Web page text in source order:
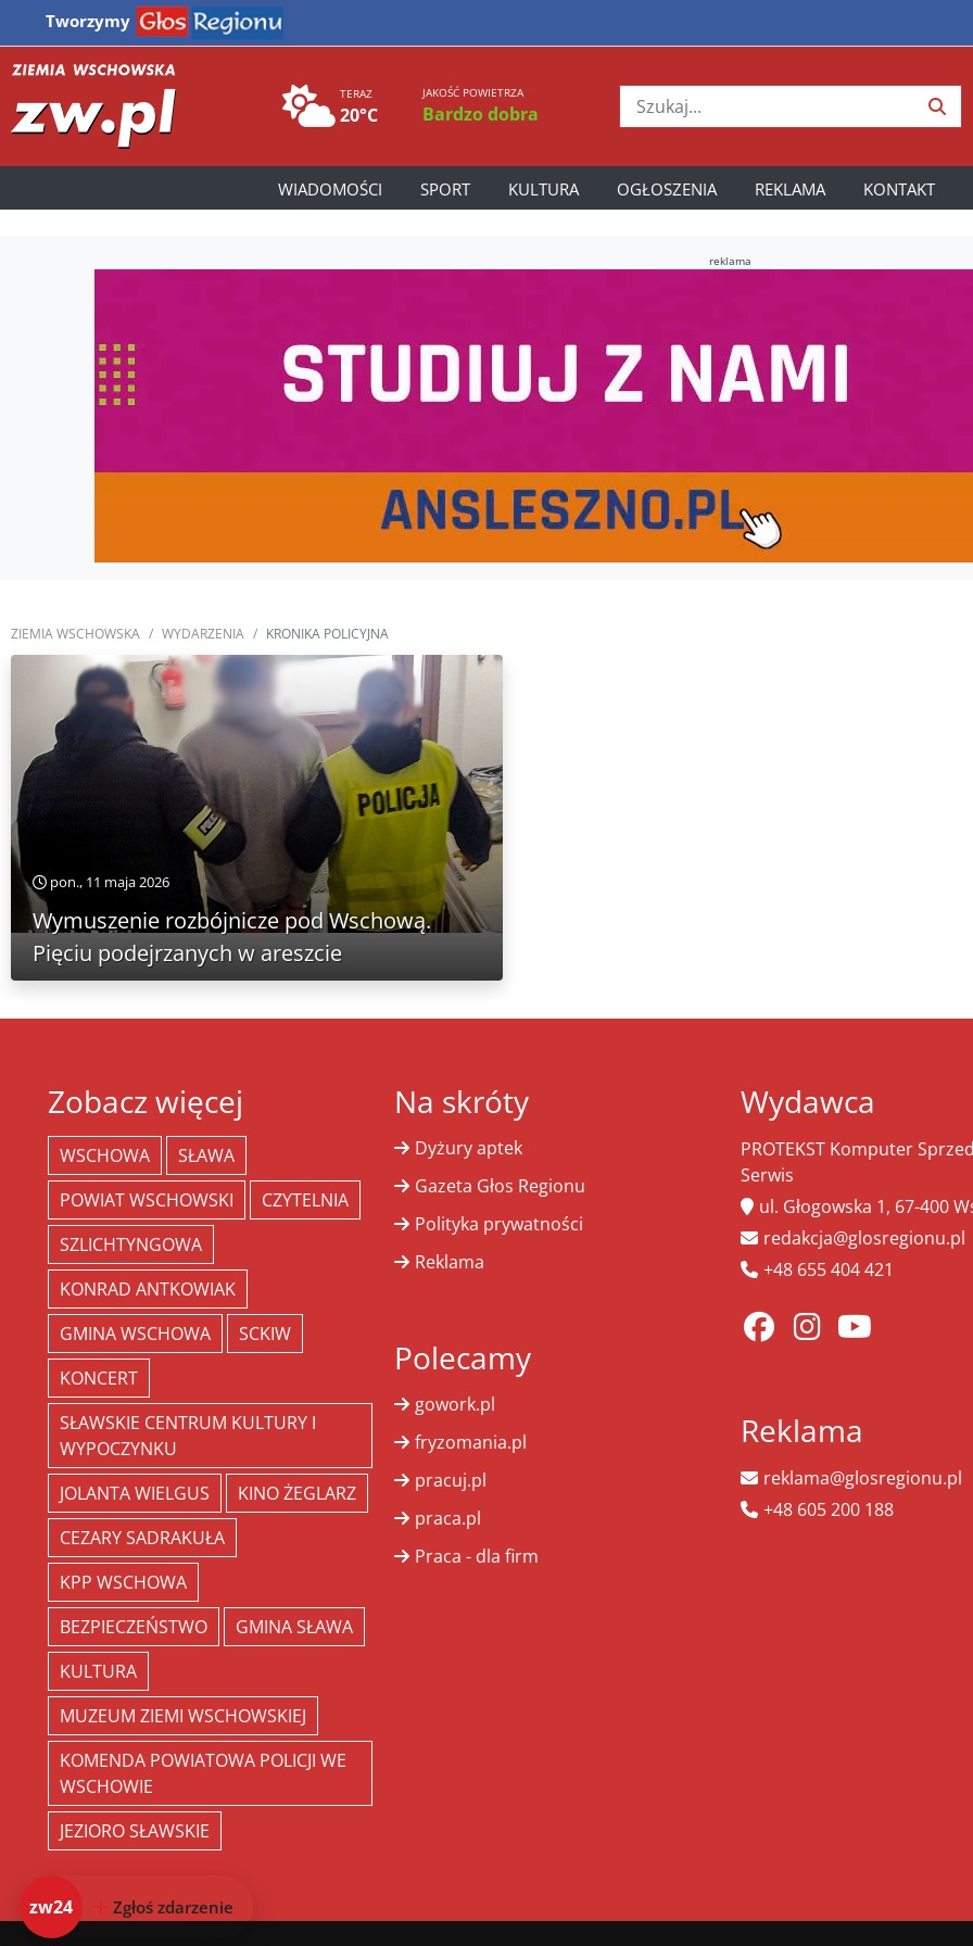
Tworzymy
TERAZ
20°C
JAKOŚĆ POWIETRZA
Bardzo dobra
WIADOMOŚCI SPORT KULTURA OGŁOSZENIA REKLAMA KONTAKT
reklama
ZIEMIA WSCHOWSKA WYDARZENIA KRONIKA POLICYJNA
pon., 11 maja 2026
Wymuszenie rozbójnicze pod Wschową.
Pięciu podejrzanych w areszcie
Zobacz więcej
WSCHOWA
SŁAWA
POWIAT WSCHOWSKI
CZYTELNIA
SZLICHTYNGOWA
KONRAD ANTKOWIAK
GMINA WSCHOWA
SCKIW
KONCERT
SŁAWSKIE CENTRUM KULTURY I
WYPOCZYNKU
JOLANTA WIELGUS
KINO ŻEGLARZ
CEZARY SADRAKUŁA
KPP WSCHOWA
BEZPIECZEŃSTWO
GMINA SŁAWA
KULTURA
MUZEUM ZIEMI WSCHOWSKIEJ
KOMENDA POWIATOWA POLICJI WE
WSCHOWIE
JEZIORO SŁAWSKIE
Na skróty
Dyżury aptek
Gazeta Głos Regionu
Polityka prywatności
Reklama
Polecamy
gowork.pl
fryzomania.pl
pracuj.pl
praca.pl
Praca - dla firm
Wydawca
PROTEKST Komputer
Serwis
ul. Głogowska 1, 67-400
redakcja@glosregionu.pl
+48 655 404 421
Reklama
reklama@glosregionu.pl
+48 605 200 188
zw24 Zgłoś zdarzenie